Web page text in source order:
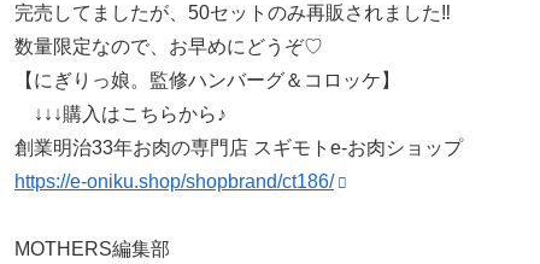
完売してましたが、50セットのみ再販されました‼
数量限定なので、お早めにどうぞ♡
【にぎりっ娘。監修ハンバーグ＆コロッケ】
↓↓↓購入はこちらから♪
創業明治33年お肉の専門店 スギモトe-お肉ショップ
https://e-oniku.shop/shopbrand/ct186/
MOTHERS編集部